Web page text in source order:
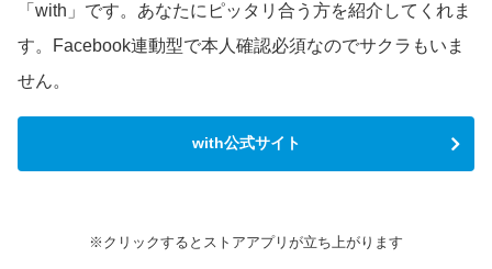
「with」です。あなたにピッタリ合う方を紹介してくれま
す。Facebook連動型で本人確認必須なのでサクラもいま
せん。
with公式サイト
※クリックするとストアアプリが立ち上がります